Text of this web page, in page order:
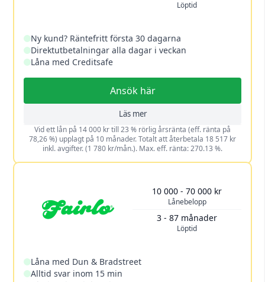
Löptid
Ny kund? Räntefritt första 30 dagarna
Direktutbetalningar alla dagar i veckan
Låna med Creditsafe
Ansök här
Läs mer
Vid ett lån på 14 000 kr till 23 % rörlig årsränta (eff. ränta på
78,26 %) upplagt på 10 månader. Totalt att återbetala 18 517 kr
inkl. avgifter. (1 780 kr/mån.). Max. eff. ränta: 270.13 %.
Lånebelopp
10 000 - 70 000 kr
Löptid
3 - 87 månader
Låna med Dun & Bradstreet
Alltid svar inom 15 min